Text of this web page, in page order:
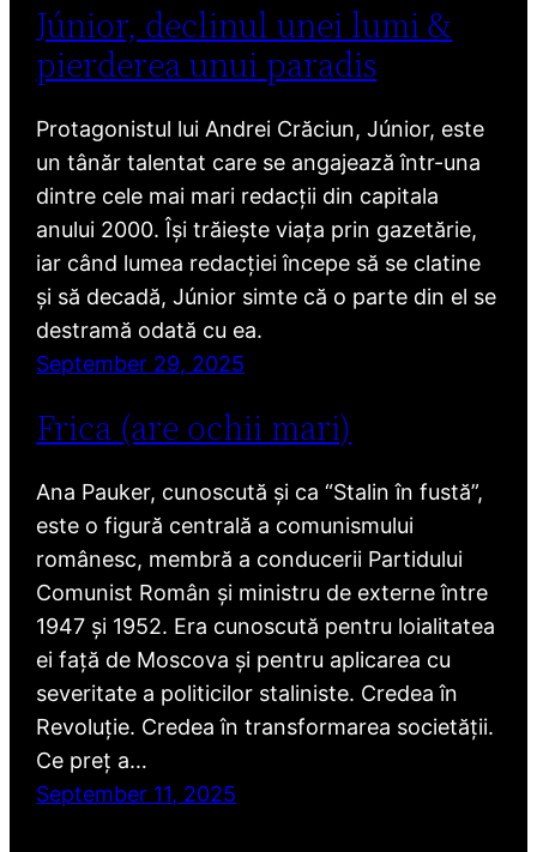
Júnior, declinul unei lumi &
pierderea unui paradis
Protagonistul lui Andrei Crăciun, Júnior, este
un tânăr talentat care se angajează într-una
dintre cele mai mari redacții din capitala
anului 2000. Își trăiește viața prin gazetărie,
iar când lumea redacției începe să se clatine
și să decadă, Júnior simte că o parte din el se
destramă odată cu ea.
September 29, 2025
Frica (are ochii mari)
Ana Pauker, cunoscută și ca “Stalin în fustă”,
este o figură centrală a comunismului
românesc, membră a conducerii Partidului
Comunist Român și ministru de externe între
1947 și 1952. Era cunoscută pentru loialitatea
ei față de Moscova și pentru aplicarea cu
severitate a politicilor staliniste. Credea în
Revoluție. Credea în transformarea societății.
Ce preț a…
September 11, 2025